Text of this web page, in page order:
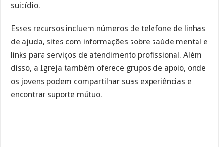
suicídio.
Esses recursos incluem números de telefone de linhas
de ajuda, sites com informações sobre saúde mental e
links para serviços de atendimento profissional. Além
disso, a Igreja também oferece grupos de apoio, onde
os jovens podem compartilhar suas experiências e
encontrar suporte mútuo.